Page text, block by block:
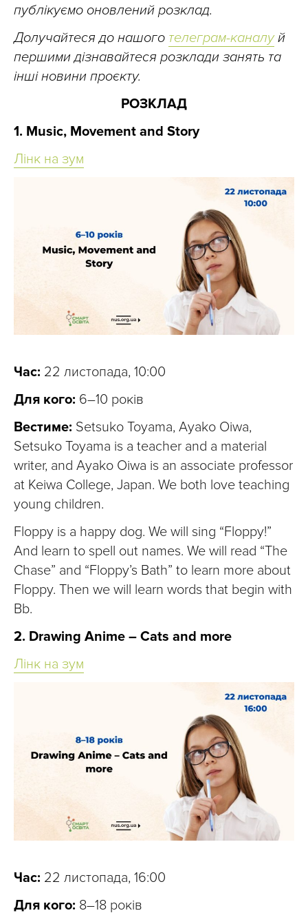
публікуємо оновлений розклад.
Долучайтеся до нашого телеграм-каналуй
першими дізнавайтеся розклади занять та
інші новини проєкту.
РОЗКЛАД
1. Music, Movement and Story
Лінк на зум
Час: 22 листопада, 10:00
Для кого: 6–10 років
Вестиме: Setsuko Toyama, Ayako Oiwa,
Setsuko Toyama is a teacher and a material
writer, and Ayako Oiwa is an associate professor
at Keiwa College, Japan. We both love teaching
young children.
Floppy is a happy dog. We will sing “Floppy!”
And learn to spell out names. We will read “The
Chase” and “Floppy’s Bath” to learn more about
Floppy. Then we will learn words that begin with
Bb.
2. Drawing Anime – Cats and more
Лінк на зум
Час: 22 листопада, 16:00
Для кого: 8–18 років